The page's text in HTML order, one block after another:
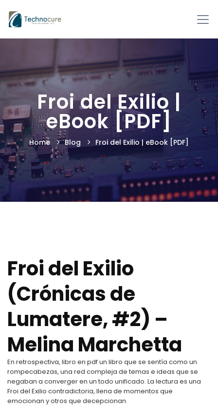
Froi del Exilio |
eBook [PDF]
Home Blog Froi del Exilio | eBook [PDF]
Froi del Exilio
(Crónicas de
Lumatere, #2) –
Melina Marchetta
En retrospectiva, libro en pdf un libro que se sentía como un
rompecabezas, una red compleja de temas e ideas que se
negaban a converger en un todo unificado. La lectura es una
Froi del Exilio contradictoria, llena de momentos que
emocionan y otros que decepcionan.